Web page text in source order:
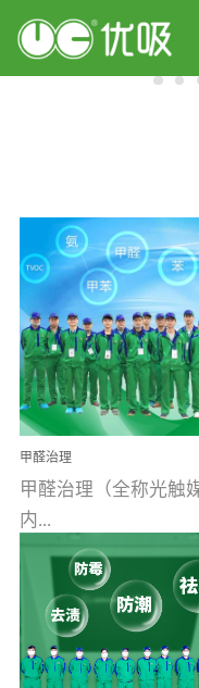
甲醛治理
甲醛治理（全称光触
内...
空气污染净化治理）
文明的进步，创造了多
多彩的家居产品和生